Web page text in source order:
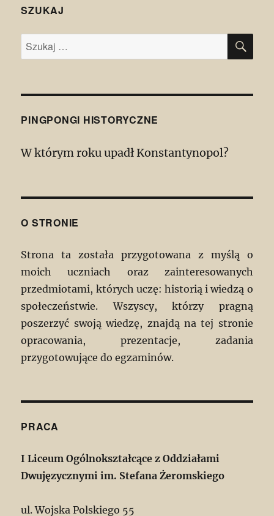
SZUKAJ
Szukaj:
PINGPONGI HISTORYCZNE
W którym roku upadł Konstantynopol?
O STRONIE
Strona ta została przygotowana z myślą o
moich uczniach oraz zainteresowanych
przedmiotami, których uczę: historią i wiedzą o
społeczeństwie. Wszyscy, którzy pragną
poszerzyć swoją wiedzę, znajdą na tej stronie
opracowania, prezentacje, zadania
przygotowujące do egzaminów.
PRACA
I Liceum Ogólnokształcące z Oddziałami
Dwujęzycznymi im. Stefana Żeromskiego
ul. Wojska Polskiego 55